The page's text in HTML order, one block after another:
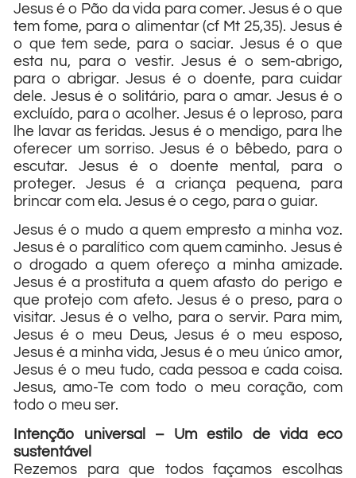
Jesus é o Pão da vida para comer. Jesus é o que
tem fome, para o alimentar (cf Mt 25,35). Jesus é
o que tem sede, para o saciar. Jesus é o que
esta nu, para o vestir. Jesus é o sem-abrigo,
para o abrigar. Jesus é o doente, para cuidar
dele. Jesus é o solitário, para o amar. Jesus é o
excluído, para o acolher. Jesus é o leproso, para
lhe lavar as feridas. Jesus é o mendigo, para lhe
oferecer um sorriso. Jesus é o bêbedo, para o
escutar. Jesus é o doente mental, para o
proteger. Jesus é a criança pequena, para
brincar com ela. Jesus é o cego, para o guiar.
Jesus é o mudo a quem empresto a minha voz.
Jesus é o paralítico com quem caminho. Jesus é
o drogado a quem ofereço a minha amizade.
Jesus é a prostituta a quem afasto do perigo e
que protejo com afeto. Jesus é o preso, para o
visitar. Jesus é o velho, para o servir. Para mim,
Jesus é o meu Deus, Jesus é o meu esposo,
Jesus é a minha vida, Jesus é o meu único amor,
Jesus é o meu tudo, cada pessoa e cada coisa.
Jesus, amo-Te com todo o meu coração, com
todo o meu ser.
Intenção universal – Um estilo de vida eco
sustentável
Rezemos para que todos façamos escolhas